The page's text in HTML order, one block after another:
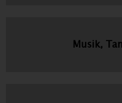
Musik,